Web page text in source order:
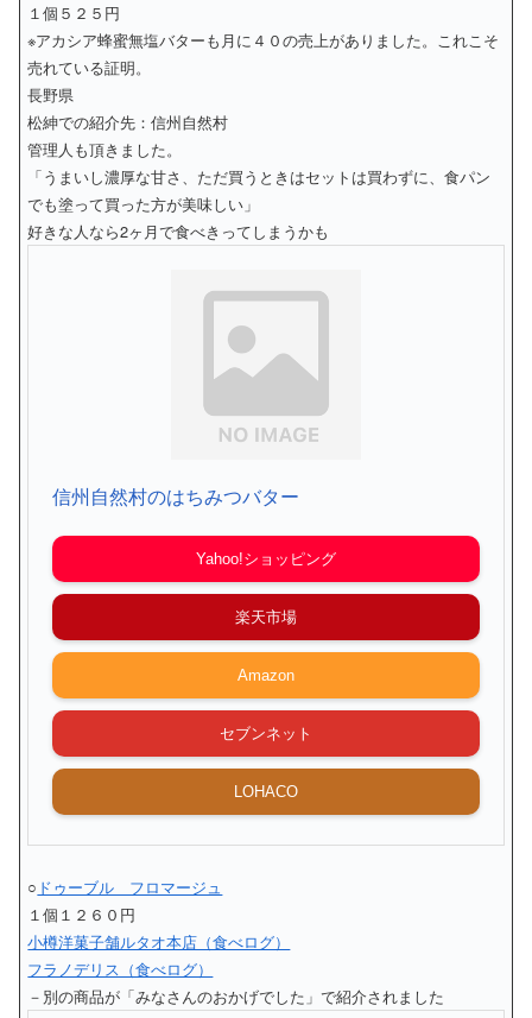
１個５２５円
※アカシア蜂蜜無塩バターも月に４０の売上がありました。これこそ
売れている証明。
長野県
松紳での紹介先：信州自然村
管理人も頂きました。
「うまいし濃厚な甘さ、ただ買うときはセットは買わずに、食パン
でも塗って買った方が美味しい」
好きな人なら2ヶ月で食べきってしまうかも
信州自然村のはちみつバター
Yahoo!ショッピング
楽天市場
Amazon
セブンネット
LOHACO
○ ドゥーブル フロマージュ
１個１２６０円
小樽洋菓子舗ルタオ本店（食べログ）
フラノデリス（食べログ）
－別の商品が「みなさんのおかげでした」で紹介されました